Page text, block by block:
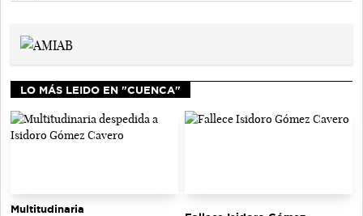
LO MÁS LEIDO EN "CUENCA"
Multitudinaria